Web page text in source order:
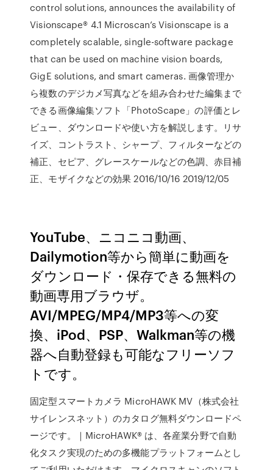
control solutions, announces the availability of
Visionscape® 4.1 Microscan’s Visionscape is a
completely scalable, single-software package
that can be used on machine vision boards,
GigE solutions, and smart cameras. 画像管理か
ら複数のデジカメ写真などを組み合わせた編集まで
できる画像編集ソフト「PhotoScape」の評価とレ
ビュー、ダウンロードや使い方を解説します。リサ
イズ、コントラスト、シャープ、フィルターなどの
補正、セピア、グレースケールなどの色調、赤目補
正、モザイクなどの効果 2016/10/16 2019/12/05
YouTube、ニコニコ動画、
Dailymotion等から簡単に動画を
ダウンロード・保存できる無料の
動画専用ブラウザ。
AVI/MPEG/MP4/MP3等への変
換、iPod、PSP、Walkman等の機
器へ自動登録も可能なフリーソフ
トです。
固定型スマートカメラ MicroHAWK MV（株式会社
サイレンスネット）のカタログ無料ダウンロードペ
ージです。｜MicroHAWK® は、各産業分野で自動
化タスク実現のための多機能プラットフォームとし